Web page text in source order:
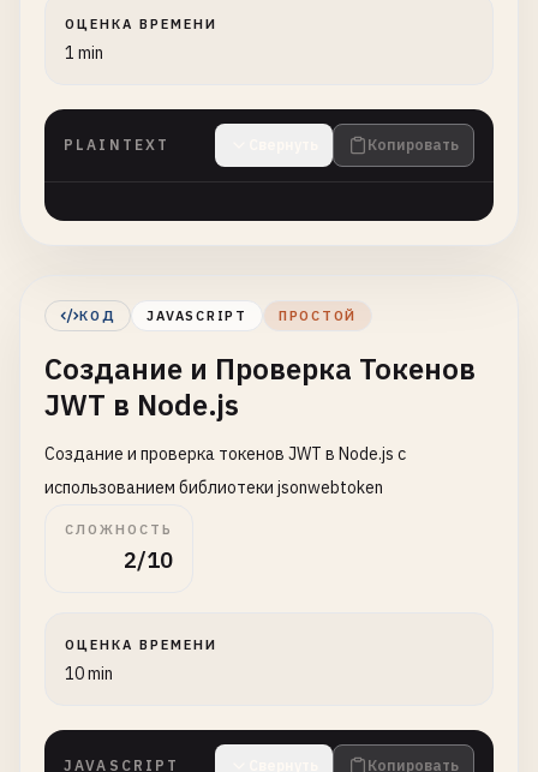
ОЦЕНКА ВРЕМЕНИ
1 min
PLAINTEXT Копировать
КОД JAVASCRIPT ПРОСТОЙ
Создание и Проверка Токенов
JWT в Node.js
Создание и проверка токенов JWT в Node.js с
использованием библиотеки jsonwebtoken
СЛОЖНОСТЬ
2/10
ОЦЕНКА ВРЕМЕНИ
10 min
JAVASCRIPT Копировать